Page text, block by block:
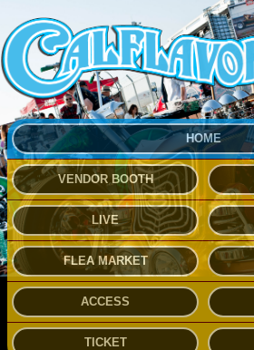
HOME
VENDOR BOOTH
LIVE
FLEA MARKET
ACCESS
TICKET